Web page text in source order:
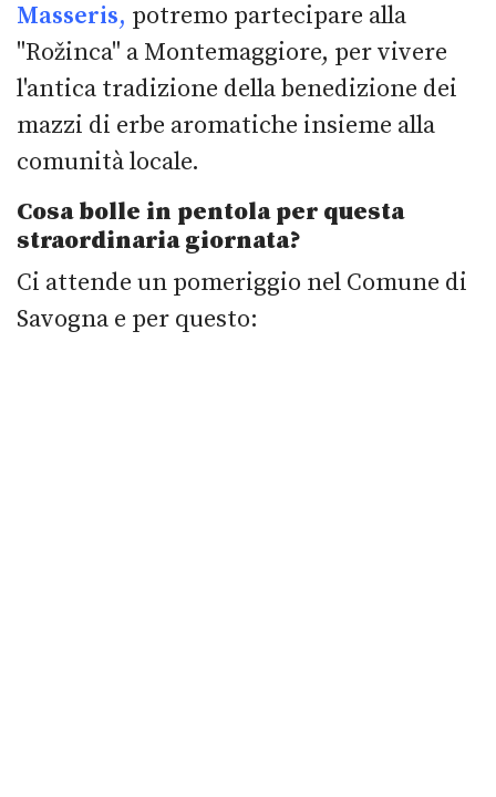
Masseris, potremo partecipare alla
"Rožinca" a Montemaggiore, per vivere
l'antica tradizione della benedizione dei
mazzi di erbe aromatiche insieme alla
comunità locale.
Cosa bolle in pentola per questa
straordinaria giornata?
Ci attende un pomeriggio nel Comune di
Savogna e per questo: